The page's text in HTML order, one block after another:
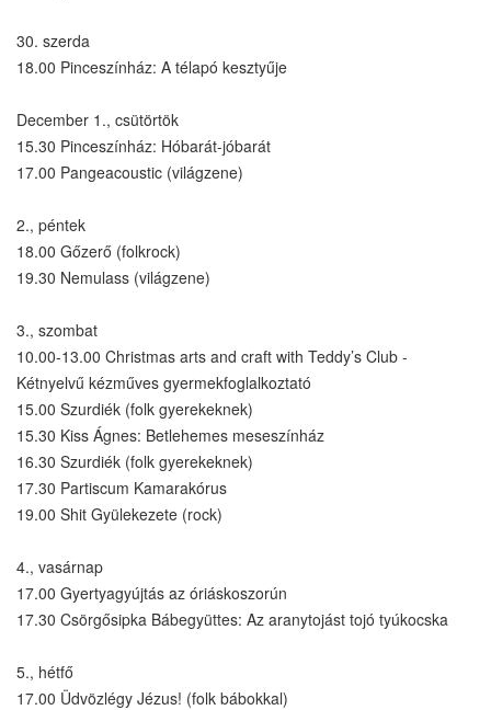
30. szerda
18.00 Pinceszínház: A télapó kesztyűje
December 1., csütörtök
15.30 Pinceszínház: Hóbarát-jóbarát
17.00 Pangeacoustic (világzene)
2., péntek
18.00 Gőzerő (folkrock)
19.30 Nemulass (világzene)
3., szombat
10.00-13.00 Christmas arts and craft with Teddy’s Club -
Kétnyelvű kézműves gyermekfoglalkoztató
15.00 Szurdiék (folk gyerekeknek)
15.30 Kiss Ágnes: Betlehemes meseszínház
16.30 Szurdiék (folk gyerekeknek)
17.30 Partiscum Kamarakórus
19.00 Shit Gyülekezete (rock)
4., vasárnap
17.00 Gyertyagyújtás az óriáskoszorún
17.30 Csörgősipka Bábegyüttes: Az aranytojást tojó tyúkocska
5., hétfő
17.00 Üdvözlégy Jézus! (folk bábokkal)